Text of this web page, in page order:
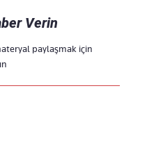
Verin
paylaşmak için